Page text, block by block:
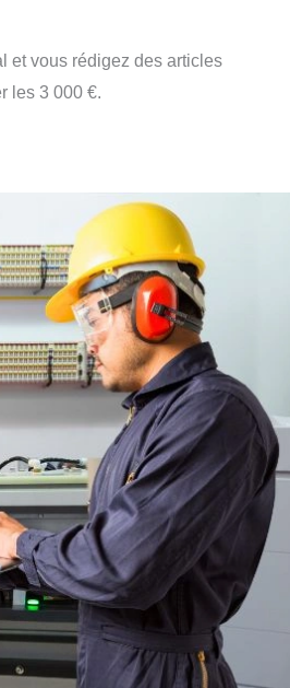
et vous rédigez des articles
les 3 000 €.